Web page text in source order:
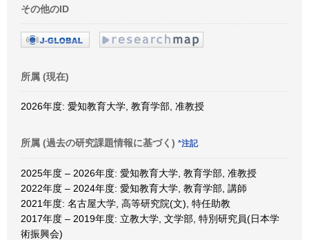
その他のID
所属 (現在)
2026年度: 愛知教育大学, 教育学部, 准教授
所属 (過去の研究課題情報に基づく) *注記
2025年度 – 2026年度: 愛知教育大学, 教育学部, 准教授
2022年度 – 2024年度: 愛知教育大学, 教育学部, 講師
2021年度: 名古屋大学, 高等研究院(文), 特任助教
2017年度 – 2019年度: 立教大学, 文学部, 特別研究員(日本学
術振興会)